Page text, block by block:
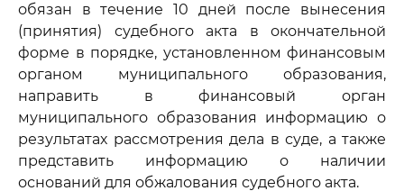
обязан в течение 10 дней после вынесения
(принятия) судебного акта в окончательной
форме в порядке, установленном финансовым
органом муниципального образования,
направить в финансовый орган
муниципального образования информацию о
результатах рассмотрения дела в суде, а также
представить информацию о наличии
оснований для обжалования судебного акта.